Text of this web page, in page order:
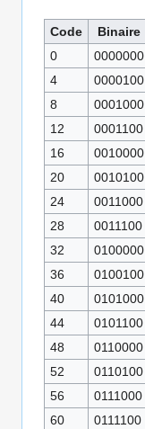
Code Binaire
0
0000000
4
0000100
8
0001000
12
0001100
16
0010000
20
0010100
24
0011000
28
0011100
32
0100000
36
0100100
40
0101000
44
0101100
48
0110000
52
0110100
56
0111000
60
0111100